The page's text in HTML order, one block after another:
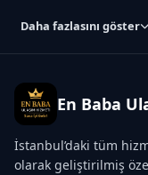
Daha fazlasını göster
En Baba
İstanbul’daki tüm
olarak geliştirilmiş